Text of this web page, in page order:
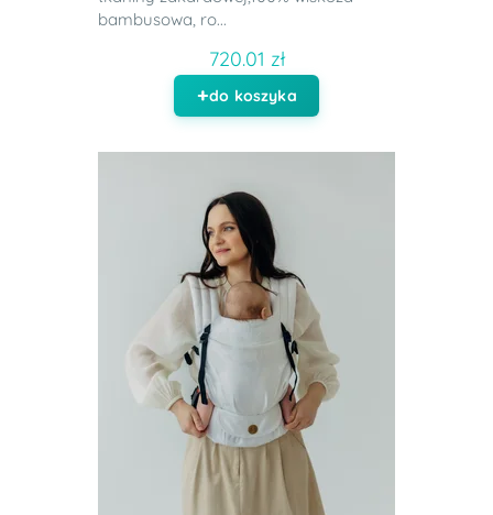
bambusowa, ro...
720.01 zł
do koszyka